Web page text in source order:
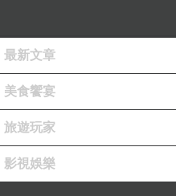
寺含光，新羅慧
寺慧朗，保壽寺
哲」，而以惠果
宗、德宗、順宗
有爪哇僧辯弘、
最新文章
美食饗宴
旅遊玩家
影視娛樂